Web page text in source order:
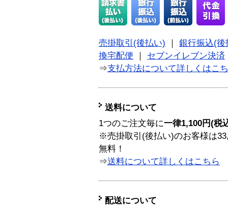
売掛取引(後払い)
銀行振込(後
換宅配便
セブンイレブン決済
⇒支払方法について詳しくはこ
送料について
1つのご注文毎に一律1,100円(税
※売掛取引(後払い)のお客様は
無料！
⇒送料について詳しくはこちら
配送について